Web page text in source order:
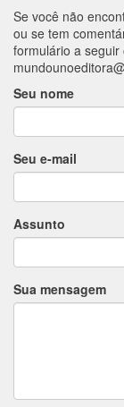
Se você não
ou se tem
formulário a
Seu nome
Seu e-mail
Assunto
Sua mensagem